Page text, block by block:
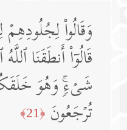
وَقَالُوا۟
قَالُوۤا۟ أَنطَقَنَا
شَیۡءࣲۚ وَهُوَ
تُرۡجَعُونَ ﴿21﴾